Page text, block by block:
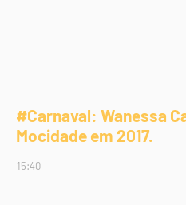
#Carnaval: Wanessa
Mocidade em 2017.
15:40